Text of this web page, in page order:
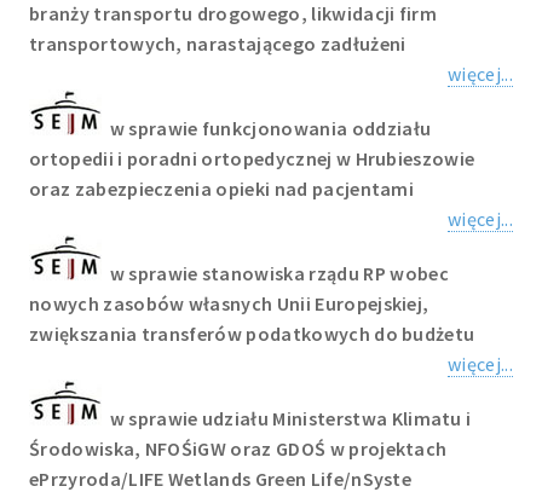
branży transportu drogowego, likwidacji firm
transportowych, narastającego zadłużeni
więcej...
w sprawie funkcjonowania oddziału
ortopedii i poradni ortopedycznej w Hrubieszowie
oraz zabezpieczenia opieki nad pacjentami
więcej...
w sprawie stanowiska rządu RP wobec
nowych zasobów własnych Unii Europejskiej,
zwiększania transferów podatkowych do budżetu
więcej...
w sprawie udziału Ministerstwa Klimatu i
Środowiska, NFOŚiGW oraz GDOŚ w projektach
ePrzyroda/LIFE Wetlands Green Life/nSyste